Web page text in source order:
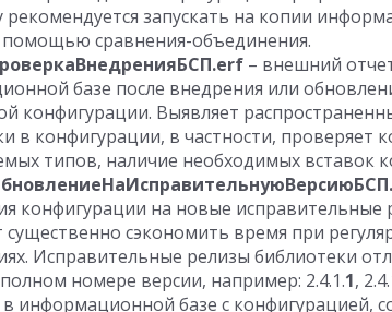
рекомендуется запускать на копии
помощью сравнения-объединения.
– внешний
базе после внедрения или
конфигурации. Выявляет
в конфигурации, в частности, проверяет
типов, наличие необходимых вставок
конфигурации на новые исправительные
существенно сэкономить время при
Исправительные релизы библиотеки
номере версии, например: 2.4.1.1,
в информационной базе с